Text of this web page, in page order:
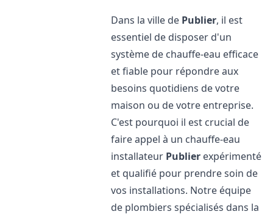
Dans la ville de Publier, il est
essentiel de disposer d'un
système de chauffe-eau efficace
et fiable pour répondre aux
besoins quotidiens de votre
maison ou de votre entreprise.
C'est pourquoi il est crucial de
faire appel à un chauffe-eau
installateur Publier expérimenté
et qualifié pour prendre soin de
vos installations. Notre équipe
de plombiers spécialisés dans la